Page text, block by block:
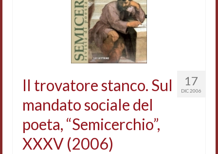
17
DIC 2006
Il trovatore stanco. Sul
mandato sociale del
poeta, “Semicerchio”,
XXXV (2006)